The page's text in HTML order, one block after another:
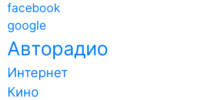
facebook
google
Авторадио
Интернет
Кино